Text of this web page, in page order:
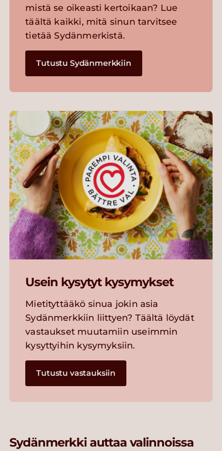
mistä se oikeasti kertoikaan? Lue
täältä kaikki, mitä sinun tarvitsee
tietää Sydänmerkistä.
Tutustu Sydänmerkkiin
Usein kysytyt kysymykset
Mietityttääkö sinua jokin asia
Sydänmerkkiin liittyen? Täältä löydät
vastaukset muutamiin useimmin
kysyttyihin kysymyksiin.
Tutustu vastauksiin
Sydänmerkki auttaa valinnoissa